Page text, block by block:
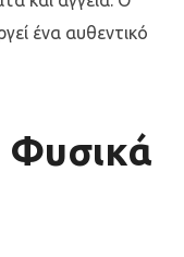
ένα αυθεντικό